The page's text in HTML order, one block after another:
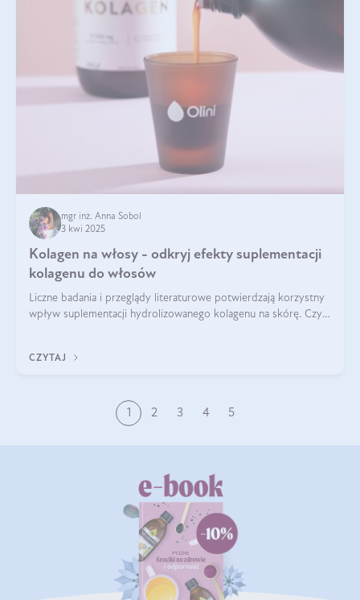
mgr inż. Anna Sobol
3 kwi 2025
Kolagen na włosy - odkryj efekty suplementacji
kolagenu do włosów
Liczne badania i przeglądy literaturowe potwierdzają korzystny
wpływ suplementacji hydrolizowanego kolagenu na skórę. Czy
CZYTAJ
1 2 3 4 5